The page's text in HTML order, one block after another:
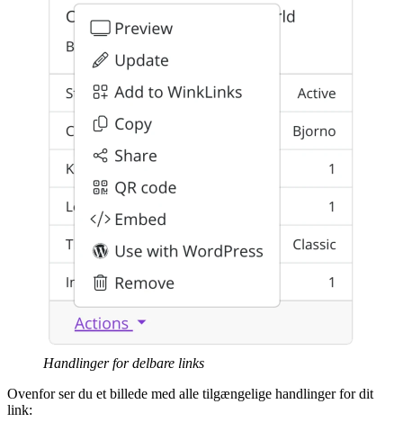
Handlinger for delbare links
Ovenfor ser du et billede med alle tilgængelige handlinger for dit
link: